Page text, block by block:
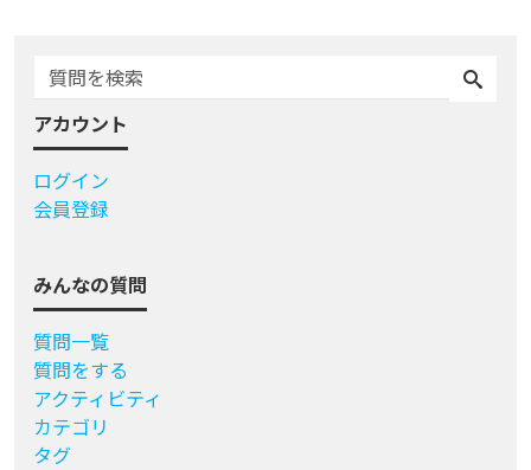
アカウント
ログイン
会員登録
みんなの質問
質問一覧
質問をする
アクティビティ
カテゴリ
タグ